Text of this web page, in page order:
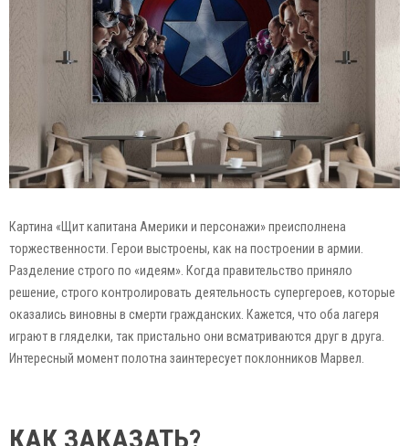
Картина «Щит капитана Америки и персонажи» преисполнена
торжественности. Герои выстроены, как на построении в армии.
Разделение строго по «идеям». Когда правительство приняло
решение, строго контролировать деятельность супергероев, которые
оказались виновны в смерти гражданских. Кажется, что оба лагеря
играют в гляделки, так пристально они всматриваются друг в друга.
Интересный момент полотна заинтересует поклонников Марвел.
КАК ЗАКАЗАТЬ?